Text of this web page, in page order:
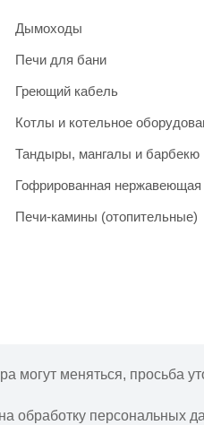
Дымоходы
Печи для бани
Греющий кабель
Котлы и котельное
Тандыры, мангалы и барбекю
Гофрированная нержавеющая
Печи-камины (отопительные)
меняться, просьба
тепло" © | 2015 - 2026
обработку персональных